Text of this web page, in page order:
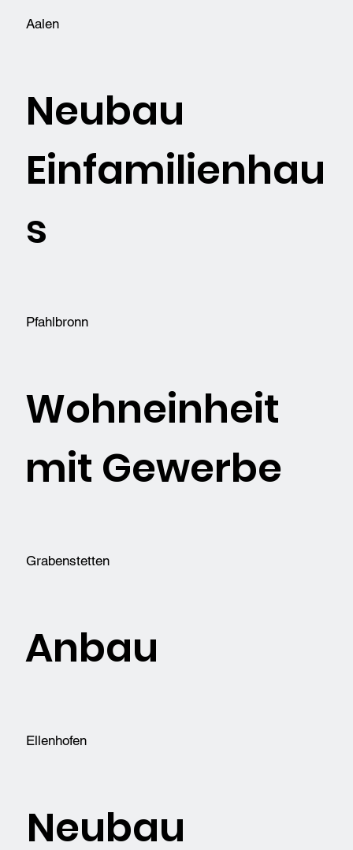
Aalen
Neubau
Einfamilienhau
s
Pfahlbronn
Wohneinheit
mit Gewerbe
Grabenstetten
Anbau
Ellenhofen
Neubau